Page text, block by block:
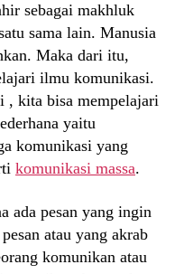
sebagai makhluk
sama lain. Manusia
Maka dari itu,
ilmu komunikasi.
, kita bisa mempelajari
yaitu
komunikasi yang
komunikasi massa.
ada pesan yang ingin
atau yang akrab
komunikan atau